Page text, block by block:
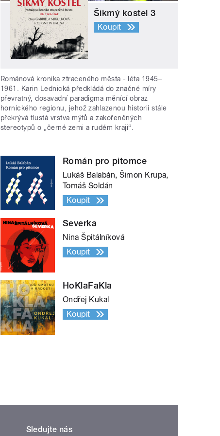
Šikmý kostel 3
Koupit
Románová kronika ztraceného města - léta 1945–
1961. Karin Lednická předkládá do značné míry
převratný, dosavadní paradigma měnící obraz
hornického regionu, jehož zahlazenou historii stále
překrývá tlustá vrstva mýtů a zakořeněných
stereotypů o „černé zemi a rudém kraji“.
Román pro pitomce
Lukáš Balabán, Šimon Krupa,
Tomáš Soldán
Koupit
Severka
Nina Špitálníková
Koupit
HoKlaFaKla
Ondřej Kukal
Koupit
Sledujte nás